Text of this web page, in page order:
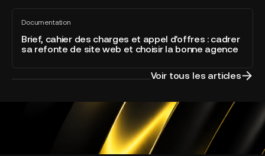
of
the
intégré
plateforme
Documentation
Tout
voir
Brief, cahier des charges et appel d'offres : cadrer
sa refonte de site web et choisir la bonne agence
Brief,
cahier
des
charges
Voir tous les articles